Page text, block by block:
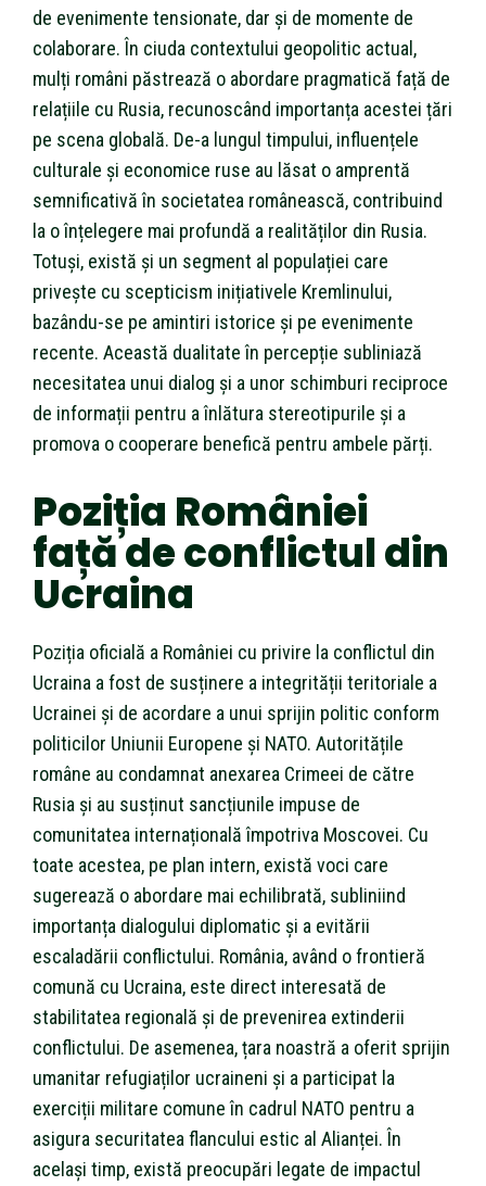
de evenimente tensionate, dar și de momente de
colaborare. În ciuda contextului geopolitic actual,
mulți români păstrează o abordare pragmatică față de
relațiile cu Rusia, recunoscând importanța acestei țări
pe scena globală. De-a lungul timpului, influențele
culturale și economice ruse au lăsat o amprentă
semnificativă în societatea românească, contribuind
la o înțelegere mai profundă a realităților din Rusia.
Totuși, există și un segment al populației care
privește cu scepticism inițiativele Kremlinului,
bazându-se pe amintiri istorice și pe evenimente
recente. Această dualitate în percepție subliniază
necesitatea unui dialog și a unor schimburi reciproce
de informații pentru a înlătura stereotipurile și a
promova o cooperare benefică pentru ambele părți.
Poziția României
față de conflictul din
Ucraina
Poziția oficială a României cu privire la conflictul din
Ucraina a fost de susținere a integrității teritoriale a
Ucrainei și de acordare a unui sprijin politic conform
politicilor Uniunii Europene și NATO. Autoritățile
române au condamnat anexarea Crimeei de către
Rusia și au susținut sancțiunile impuse de
comunitatea internațională împotriva Moscovei. Cu
toate acestea, pe plan intern, există voci care
sugerează o abordare mai echilibrată, subliniind
importanța dialogului diplomatic și a evitării
escaladării conflictului. România, având o frontieră
comună cu Ucraina, este direct interesată de
stabilitatea regională și de prevenirea extinderii
conflictului. De asemenea, țara noastră a oferit sprijin
umanitar refugiaților ucraineni și a participat la
exerciții militare comune în cadrul NATO pentru a
asigura securitatea flancului estic al Alianței. În
același timp, există preocupări legate de impactul